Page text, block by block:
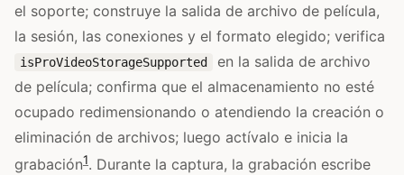
el soporte; construye la salida de archivo de película,
la sesión, las conexiones y el formato elegido; verifica
isProVideoStorageSupported
en la salida de archivo
de película; confirma que el almacenamiento no esté
ocupado redimensionando o atendiendo la creación o
eliminación de archivos; luego actívalo e inicia la
grabación1. Durante la captura, la grabación escribe